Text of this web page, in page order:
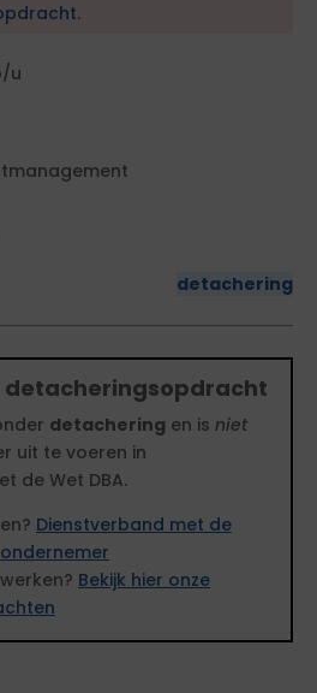
detachering
detacheringsopdracht
detachering en is niet
uit te voeren in
de Wet DBA.
Dienstverband met de
Bekijk hier onze